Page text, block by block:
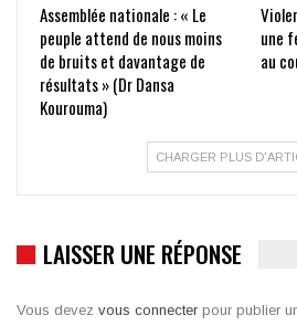
Assemblée nationale : « Le
peuple attend de nous moins
de bruits et davantage de
résultats » (Dr Dansa
Kourouma)
une
au
CHARGER PLUS
LAISSER UNE RÉPONSE
Vous devez vous connecter pour publier